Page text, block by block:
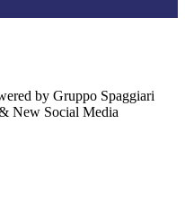
by Gruppo Spaggiari
New Social Media